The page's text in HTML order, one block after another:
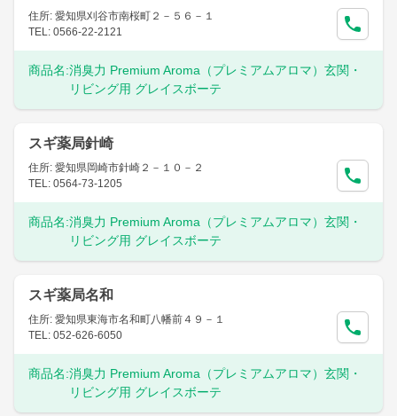
住所: 愛知県刈谷市南桜町２－５６－１
TEL: 0566-22-2121
商品名:消臭力 Premium Aroma（プレミアムアロマ）玄関・
リビング用 グレイスボーテ
スギ薬局針崎
住所: 愛知県岡崎市針崎２－１０－２
TEL: 0564-73-1205
商品名:消臭力 Premium Aroma（プレミアムアロマ）玄関・
リビング用 グレイスボーテ
スギ薬局名和
住所: 愛知県東海市名和町八幡前４９－１
TEL: 052-626-6050
商品名:消臭力 Premium Aroma（プレミアムアロマ）玄関・
リビング用 グレイスボーテ